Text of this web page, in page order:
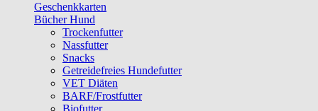
Geschenkkarten
Bücher Hund
Trockenfutter
Nassfutter
Snacks
Getreidefreies Hundefutter
VET Diäten
BARF/Frostfutter
Biofutter